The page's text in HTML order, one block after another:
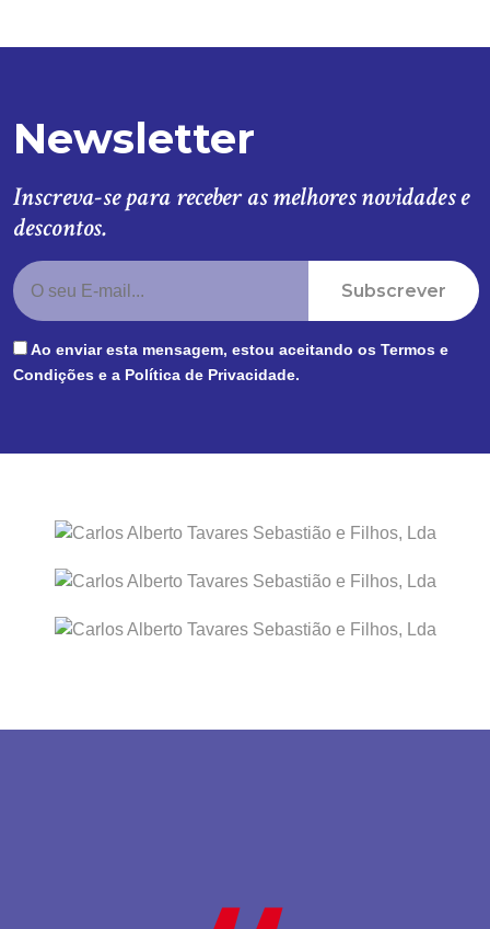
Newsletter
Inscreva-se para receber as melhores novidades e
descontos.
Subscrever
Ao enviar esta mensagem, estou aceitando os Termos e
Condições e a Política de Privacidade.